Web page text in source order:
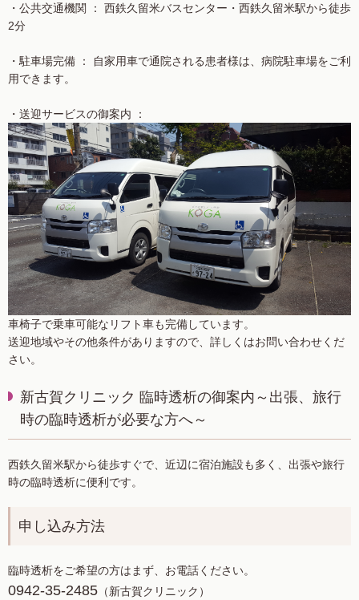
・公共交通機関 ： 西鉄久留米バスセンター・西鉄久留米駅から徒歩
2分
・駐車場完備
： 自家用車で通院される患者様は、病院駐車場をご利
用できます。
・送迎サービスの御案内 ：
車椅子で乗車可能なリフト車も完備しています。
送迎地域やその他条件がありますので、詳しくはお問い合わせくだ
さい。
新古賀クリニック 臨時透析の御案内～出張、旅行
時の臨時透析が必要な方へ～
西鉄久留米駅から徒歩すぐで、近辺に宿泊施設も多く、出張や旅行
時の臨時透析に便利です。
申し込み方法
臨時透析をご希望の方はまず、お電話ください。
0942-35-2485 （新古賀クリニック）